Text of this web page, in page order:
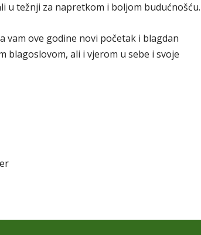
u težnji za napretkom i boljom budućnošću.
ove godine novi početak i blagdan
blagoslovom, ali i vjerom u sebe i svoje